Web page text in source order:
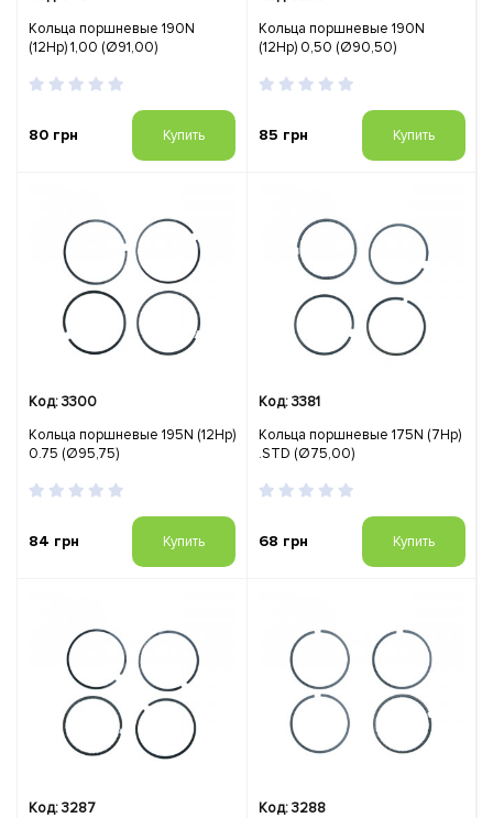
Кольца поршневые 190N
(12Hp) 1,00 (Ø91,00)
80 грн Купить
Кольца поршневые 190N
(12Hp) 0,50 (Ø90,50)
85 грн Купить
Код: 3300
Кольца поршневые 195N (12Hp)
0.75 (Ø95,75)
84 грн Купить
Код: 3381
Кольца поршневые 175N (7Hp)
.STD (Ø75,00)
68 грн Купить
Код: 3287
Код: 3288